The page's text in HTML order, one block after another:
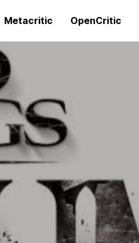
Metacritic OpenCritic